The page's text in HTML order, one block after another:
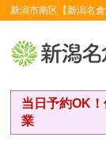
新潟市南区【新潟名
当日予約OK
業